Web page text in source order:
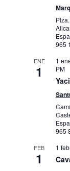
Marq
965
ENE
1
1
PM
965
FEB
1
1